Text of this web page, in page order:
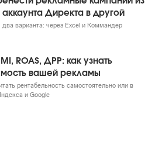
Директа в другой
два варианта: через Excel и Коммандер
ROAS, ДРР: как узнать
вашей рекламы
рентабельность самостоятельно или в
и Google